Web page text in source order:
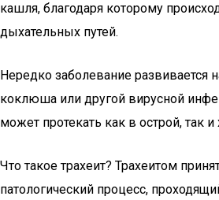
кашля, благодаря которому
дыхательных путей.
Нередко заболевание развивается
коклюша или другой вирусной
может протекать как в острой, так
Что такое трахеит? Трахеитом
патологический процесс,